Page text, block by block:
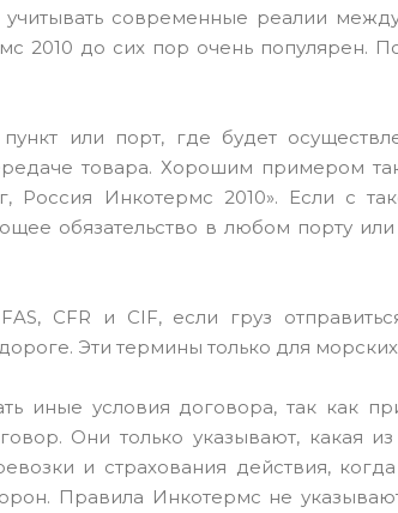
современные реалии
2010 до сих пор очень популярен.
или порт, где будет
товара. Хорошим примером
Россия Инкотермс 2010». Если с
обязательство в любом порту
CFR и CIF, если груз
Эти термины только для
иные условия договора, так как
Они только указывают, какая
и страхования действия,
Правила Инкотермс не